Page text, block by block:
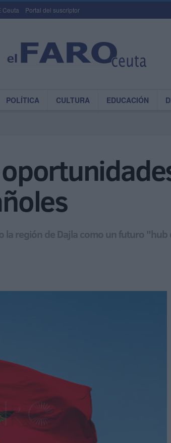
Ceuta Portal del suscriptor
POLÍTICA CULTURA EDUCACIÓN
la región de Dajla como un futuro